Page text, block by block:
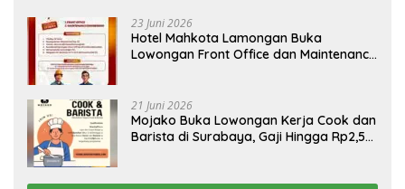
23 Juni 2026
Hotel Mahkota Lamongan Buka
Lowongan Front Office dan Maintenance
21 Juni 2026
Mojako Buka Lowongan Kerja Cook dan
Barista di Surabaya, Gaji Hingga Rp2,5